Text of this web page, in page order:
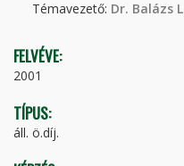
Témavezető: Dr. Balázs
FELVÉVE:
2001
TÍPUS:
áll. ö.díj.